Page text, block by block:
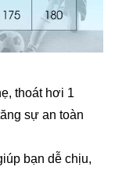
thoát hơi 1
sự an toàn
bạn dễ chịu,